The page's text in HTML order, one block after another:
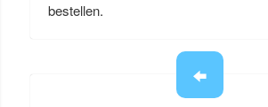
bestellen.